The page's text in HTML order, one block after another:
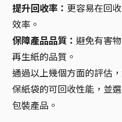
提升回收率： 更容易在回
效率。
保障產品品質： 避免有害
再生紙的品質。
通過以上幾個方面的評估
保紙袋的可回收性能，並
包裝產品。